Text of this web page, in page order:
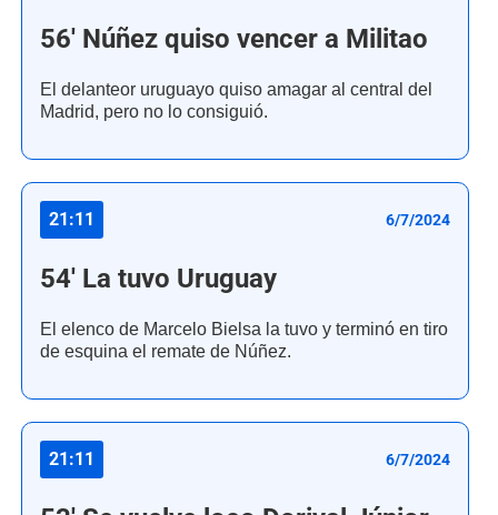
56' Núñez quiso vencer a Militao
El delanteor uruguayo quiso amagar al central del
Madrid, pero no lo consiguió.
21:11 6/7/2024
54' La tuvo Uruguay
El elenco de Marcelo Bielsa la tuvo y terminó en tiro
de esquina el remate de Núñez.
21:11 6/7/2024